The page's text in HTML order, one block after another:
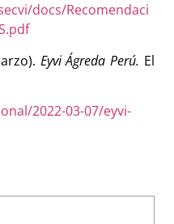
docs/Recomendaci
Eyvi Ágreda Perú. El
2022-03-07/eyvi-